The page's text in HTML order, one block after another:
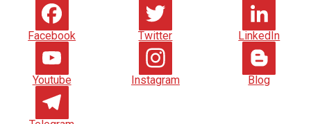
Facebook Twitter LinkedIn
Youtube Instagram Blog